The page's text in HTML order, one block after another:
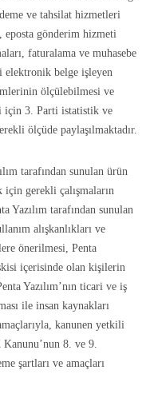
ve tahsilat hizmetleri
eposta gönderim hizmeti
faturalama ve muhasebe
elektronik belge işleyen
ölçülebilmesi ve
için 3. Parti istatistik ve
ölçüde paylaşılmaktadır.
tarafından sunulan ürün
gerekli çalışmaların
Yazılım tarafından sunulan
alışkanlıkları ve
önerilmesi, Penta
içerisinde olan kişilerin
Yazılım’nın ticari ve iş
ile insan kaynakları
kanunen yetkili
8. ve 9.
şartları ve amaçları